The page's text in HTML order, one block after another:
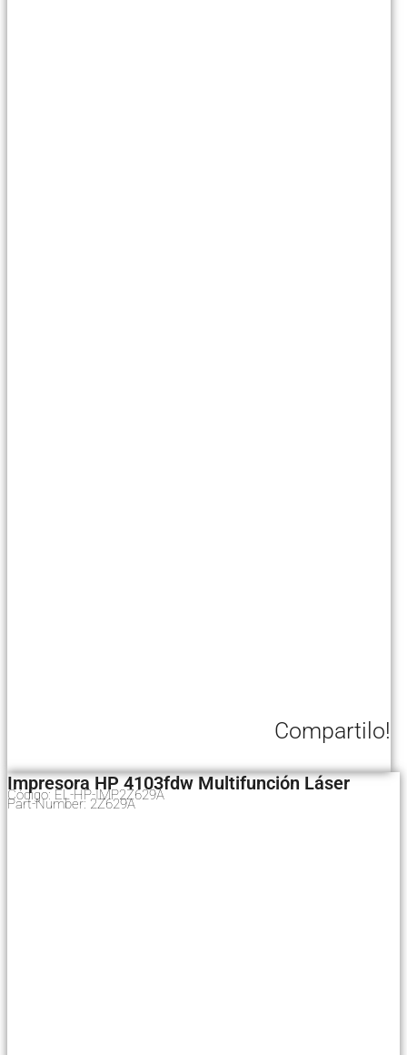
Compartilo!
Impresora HP 4103fdw Multifunción Láser
Código: EL-HP-IMP2Z629A
Part-Number: 2Z629A